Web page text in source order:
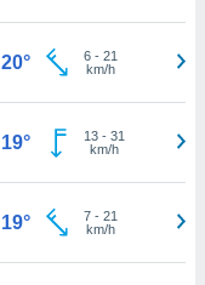
20° 6- 21
km/h
19° 13- 31
km/h
19° 7- 21
km/h